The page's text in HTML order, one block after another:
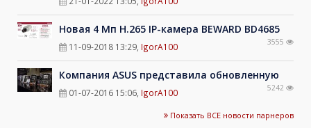
Новая 4 Мп H.265 IP-камера BEWARD BD4685
3555
11-09-2018 13:29, IgorA100
Компания ASUS представила обновленную
5242
01-07-2016 15:06, IgorA100
Показать ВСЕ новости парнеров